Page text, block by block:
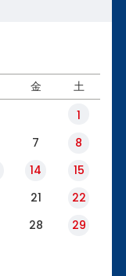
金 土
1
7
8
14
15
21
22
28
29